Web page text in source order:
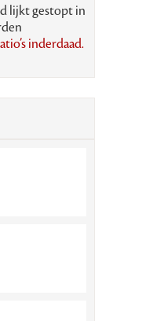
lijkt gestopt in
inderdaad.